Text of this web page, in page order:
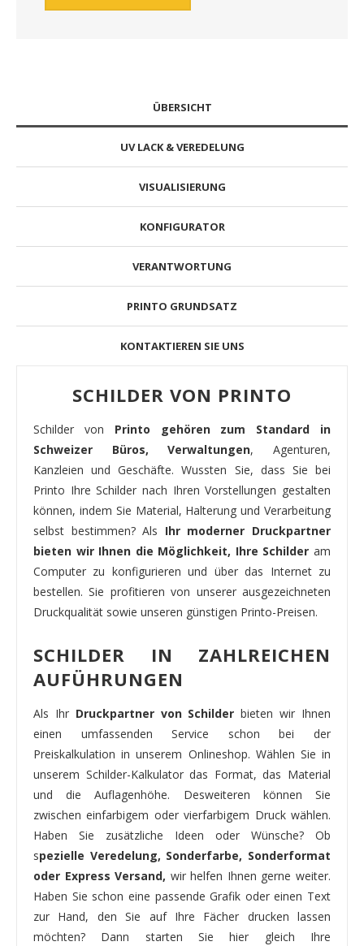
ÜBERSICHT
UV LACK & VEREDELUNG
VISUALISIERUNG
KONFIGURATOR
VERANTWORTUNG
PRINTO GRUNDSATZ
KONTAKTIEREN SIE UNS
SCHILDER VON PRINTO
Schilder von Printo gehören zum Standard in
Schweizer Büros, Verwaltungen, Agenturen,
Kanzleien und Geschäfte. Wussten Sie, dass Sie bei
Printo Ihre Schilder nach Ihren Vorstellungen gestalten
können, indem Sie Material, Halterung und Verarbeitung
selbst bestimmen? Als Ihr moderner Druckpartner
bieten wir Ihnen die Möglichkeit, Ihre Schilder am
Computer zu konfigurieren und über das Internet zu
bestellen. Sie profitieren von unserer ausgezeichneten
Druckqualität sowie unseren günstigen Printo-Preisen.
SCHILDER IN ZAHLREICHEN
AUFÜHRUNGEN
Als Ihr Druckpartner von Schilderbieten wir Ihnen
einen umfassenden Service schon bei der
Preiskalkulation in unserem Onlineshop. Wählen Sie in
unserem Schilder-Kalkulator das Format, das Material
und die Auflagenhöhe. Desweiteren können Sie
zwischen einfarbigem oder vierfarbigem Druck wählen.
Haben Sie zusätzliche Ideen oder Wünsche? Ob
spezielle Veredelung, Sonderfarbe, Sonderformat
oder Express Versand, wir helfen Ihnen gerne weiter.
Haben Sie schon eine passende Grafik oder einen Text
zur Hand, den Sie auf Ihre Fächer drucken lassen
möchten? Dann starten Sie hier gleich Ihre